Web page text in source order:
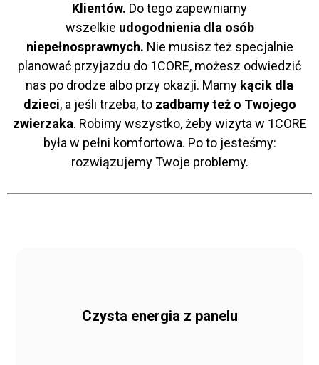
Klientów. Do tego zapewniamy
wszelkie udogodnienia dla osób
niepełnosprawnych. Nie musisz też specjalnie
planować przyjazdu do 1CORE, możesz odwiedzić
nas po drodze albo przy okazji. Mamy kącik dla
dzieci, a jeśli trzeba, to zadbamy też o Twojego
zwierzaka. Robimy wszystko, żeby wizyta w 1CORE
była w pełni komfortowa. Po to jesteśmy:
rozwiązujemy Twoje problemy.
Czysta energia z panelu